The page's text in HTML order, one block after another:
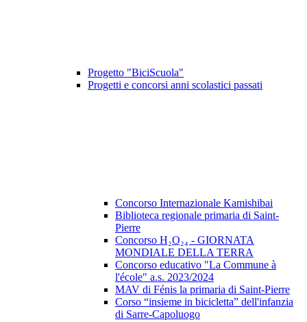
Progetto "BiciScuola"
Progetti e concorsi anni scolastici passati
Concorso Internazionale Kamishibai
Biblioteca regionale primaria di Saint-
Pierre
Concorso H₂O₂₄ - GIORNATA
MONDIALE DELLA TERRA
Concorso educativo "La Commune à
l'école" a.s. 2023/2024
MAV di Fénis la primaria di Saint-Pierre
Corso “insieme in bicicletta” dell'infanzia
di Sarre-Capoluogo